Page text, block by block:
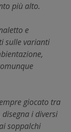
più alto.
e
sulle varianti
giocato tra
i diversi
soppalchi